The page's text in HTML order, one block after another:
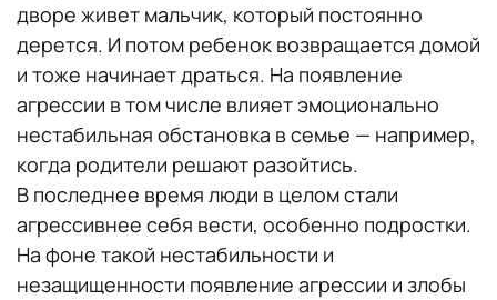
дворе живет мальчик, который постоянно
дерется. И потом ребенок возвращается домой
и тоже начинает драться. На появление
агрессии в том числе влияет эмоционально
нестабильная обстановка в семье — например,
когда родители решают разойтись.
В последнее время люди в целом стали
агрессивнее себя вести, особенно подростки.
На фоне такой нестабильности и
незащищенности появление агрессии и злобы